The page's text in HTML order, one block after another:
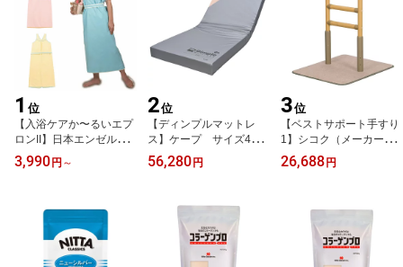
1 位
【入浴ケアか〜るいエプ
ロンII】日本エンゼル
（メーカー直送）品番：
6018
3,990 円 ～
2位
【ディンプルマットレ
ス】ケープ サイズ4種
類
56,280 円
3位
【ベストサポート手すり
1】シコク（メーカー直
送）品番：625-010
26,688 円